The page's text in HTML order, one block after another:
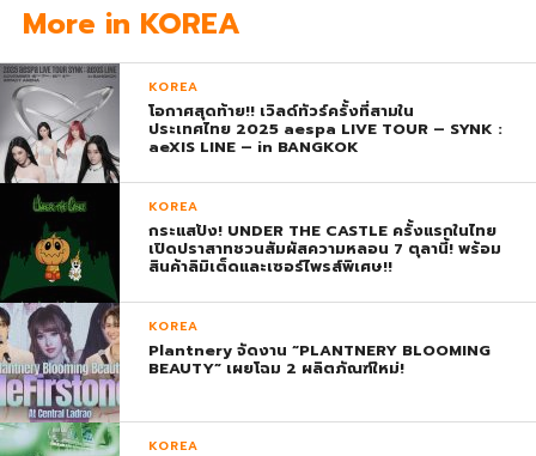
More in KOREA
KOREA
โอกาศสุดท้าย!! เวิลด์ทัวร์ครั้งที่สามใน
ประเทศไทย 2025 aespa LIVE TOUR – SYNK :
aeXIS LINE – in BANGKOK
KOREA
กระแสปัง! UNDER THE CASTLE ครั้งแรกในไทย
เปิดปราสาทชวนสัมผัสความหลอน 7 ตุลานี้! พร้อม
สินค้าลิมิเต็ดและเซอร์ไพรส์พิเศษ!!
KOREA
Plantnery จัดงาน “PLANTNERY BLOOMING
BEAUTY” เผยโฉม 2 ผลิตภัณฑ์ใหม่!
KOREA